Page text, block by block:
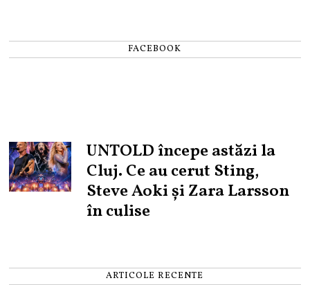
FACEBOOK
UNTOLD începe astăzi la
Cluj. Ce au cerut Sting,
Steve Aoki și Zara Larsson
în culise
ARTICOLE RECENTE